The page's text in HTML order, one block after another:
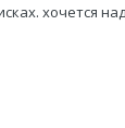
хочется